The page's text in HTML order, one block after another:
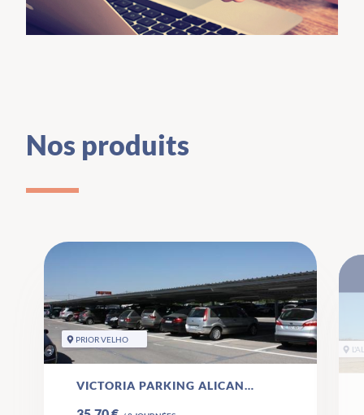
Nos produits
PRIOR VELHO
VICTORIA PARKING ALICANTE